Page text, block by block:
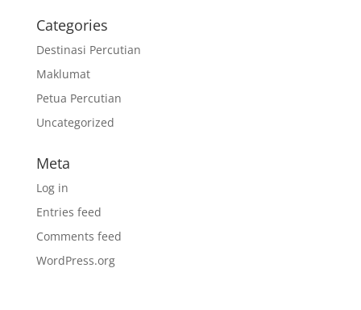
Categories
Destinasi Percutian
Maklumat
Petua Percutian
Uncategorized
Meta
Log in
Entries feed
Comments feed
WordPress.org